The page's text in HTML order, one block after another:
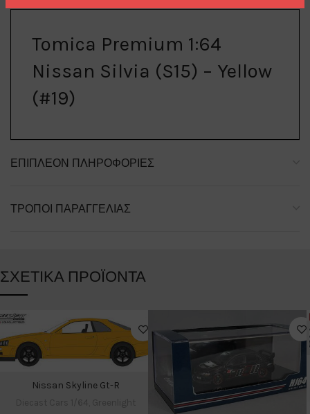
Tomica Premium 1:64
Nissan Silvia (S15) – Yellow
(#19)
ΕΠΙΠΛΈΟΝ ΠΛΗΡΟΦΟΡΊΕΣ
ΤΡΌΠΟΙ ΠΑΡΑΓΓΕΛΊΑΣ
ΣΧΕΤΙΚΆ ΠΡΟΪΌΝΤΑ
Nissan Skyline Gt-R